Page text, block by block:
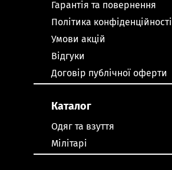
Гарантія та повернення
Політика конфіденційності
Умови акцій
Відгуки
Договір публічної оферти
Каталог
Одяг та взуття
Мілітарі